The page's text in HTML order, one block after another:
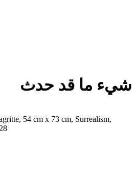
شيء ما قد حدث
54 cm x 73 cm, Surrealism,